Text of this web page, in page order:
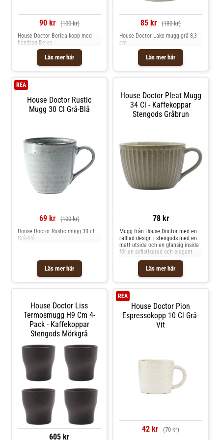
90 kr (100 kr)
Läs mer här
House Doctor Berica kopp med
handtag Beige
85 kr (130 kr)
Läs mer här
House Doctor Lake mugg grå 8,3
cm
House Doctor Rustic
Mugg 30 Cl Grå-Blå
REA
69 kr (100 kr)
Läs mer här
House Doctor Rustic mugg 30 cl
Grå-blå
House Doctor Pleat Mugg
34 Cl - Kaffekoppar
Stengods Gråbrun
78 kr
Läs mer här
Mugg från House Doctor med en
räfflad design i stengods med en
matt utsida och en glansig insida
för en sofistikerad och elegant
Originaldesign från år 2024. Om
muggen från House Doctor- Pleat
uppskattas för den räfflade
Tillverkad av stengods. Skötselråd
för muggen- Tål mikrovågsugn.-
Tål diskmaskin. Shoppa
Kaffekoppar och mer Muggar &
Koppar hos Royal Design.
House Doctor Liss
Termosmugg H9 Cm 4-
Pack - Kaffekoppar
Stengods Mörkgrå
605 kr
House Doctor Pion
Espressokopp 10 Cl Grå-
Vit
REA
42 kr (70 kr)